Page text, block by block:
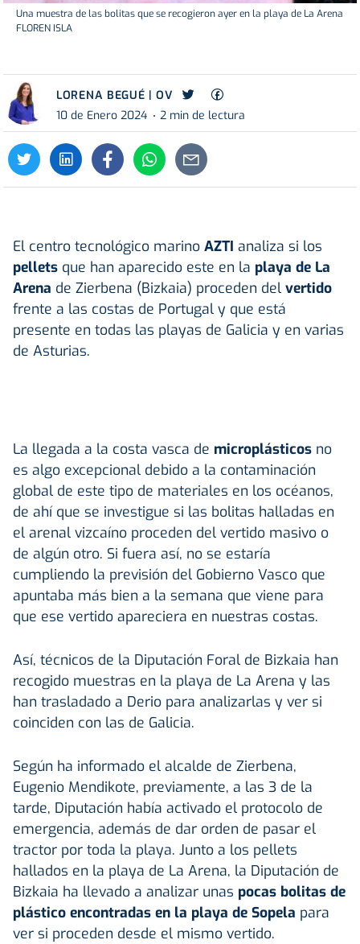
Una muestra de las bolitas que se recogieron ayer en la playa de La Arena
FLOREN ISLA
LORENA BEGUÉ | OV
10 de Enero 2024
2 min de lectura
El centro tecnológico marino AZTI analiza si los
pellets que han aparecido este en la playa de La
Arena de Zierbena (Bizkaia) proceden del vertido
frente a las costas de Portugal y que está
presente en todas las playas de Galicia y en varias
de Asturias.
La llegada a la costa vasca de microplásticos no
es algo excepcional debido a la contaminación
global de este tipo de materiales en los océanos,
de ahí que se investigue si las bolitas halladas en
el arenal vizcaíno proceden del vertido masivo o
de algún otro. Si fuera así, no se estaría
cumpliendo la previsión del Gobierno Vasco que
apuntaba más bien a la semana que viene para
que ese vertido apareciera en nuestras costas.
Así, técnicos de la Diputación Foral de Bizkaia han
recogido muestras en la playa de La Arena y las
han trasladado a Derio para analizarlas y ver si
coinciden con las de Galicia.
Según ha informado el alcalde de Zierbena,
Eugenio Mendikote, previamente, a las 3 de la
tarde, Diputación había activado el protocolo de
emergencia, además de dar orden de pasar el
tractor por toda la playa. Junto a los pellets
hallados en la playa de La Arena, la Diputación de
Bizkaia ha llevado a analizar unas pocas bolitas de
plástico encontradas en la playa de Sopela para
ver si proceden desde el mismo vertido.